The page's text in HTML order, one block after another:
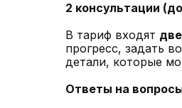
2 консультации
В тариф входят
прогресс, задать
детали, которые
Ответы на